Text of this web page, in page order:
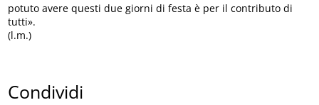
potuto avere questi due giorni di festa è per il contributo di
tutti».
(l.m.)
Condividi